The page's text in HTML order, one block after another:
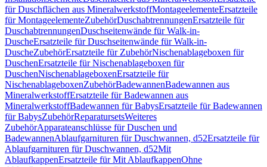
für Duschflächen aus MineralwerkstoffMontageelementeErsatzteile
für MontageelementeZubehörDuschabtrennungenErsatzteile für
DuschabtrennungenDuschseitenwände für Walk-in-
DuscheErsatzteile für Duschseitenwände für Walk-in-
DuscheZubehörErsatzteile für ZubehörNischenablageboxen für
DuschenErsatzteile für Nischenablageboxen für
DuschenNischenablageboxenErsatzteile für
NischenablageboxenZubehörBadewannenBadewannen aus
MineralwerkstoffErsatzteile für Badewannen aus
MineralwerkstoffBadewannen für BabysErsatzteile für Badewannen
für BabysZubehörReparatursetsWeiteres
ZubehörApparateanschlüsse für Duschen und
BadewannenAblaufgarnituren für Duschwannen, d52Ersatzteile für
Ablaufgarnituren für Duschwannen, d52Mit
AblaufkappenErsatzteile für Mit AblaufkappenOhne